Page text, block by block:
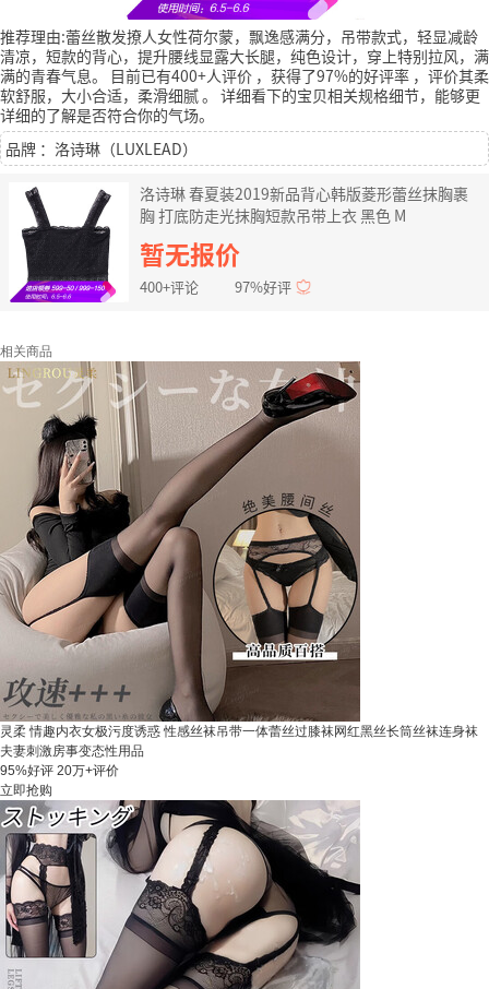
推荐理由:蕾丝散发撩人女性荷尔蒙，飘逸感满分，吊带款式，轻显减龄
清凉，短款的背心，提升腰线显露大长腿，纯色设计，穿上特别拉风，满
满的青春气息。
目前已有400+人评价 ，获得了97%的好评率 ，评价其柔
软舒服，大小合适，柔滑细腻。 详细看下的宝贝相关规格细节，能够更
详细的了解是否符合你的气场。
品牌 ：洛诗琳（LUXLEAD）
洛诗琳 春夏装2019新品背心韩版菱形蕾丝抹胸裹
胸 打底防走光抹胸短款吊带上衣 黑色 M
暂无报价
400+评论 97%好评
相关商品
灵柔 情趣内衣女极污度诱惑 性感丝袜吊带一体蕾丝过膝袜网红黑丝长筒丝袜连身袜
夫妻刺激房事变态性用品
95%好评 20万+评价
立即抢购